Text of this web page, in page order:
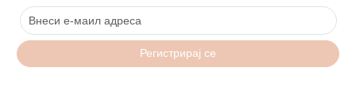
Регистрирај се